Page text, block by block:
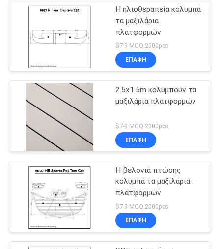
Η ηλιοθεραπεία κολυμπά
τα μαξιλάρια
πλατφορμών
$7-9 MOQ:2000pcs
ΕΠΑΦΉ
2.5x1.5m κολυμπούν τα
μαξιλάρια πλατφορμών
$7-9 MOQ:2000pcs
ΕΠΑΦΉ
Η βελονιά πτώσης
κολυμπά τα μαξιλάρια
πλατφορμών
$7-9 MOQ:2000pcs
ΕΠΑΦΉ